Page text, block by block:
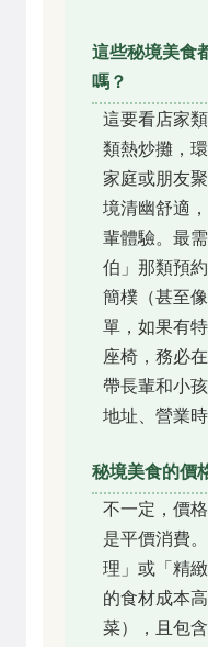
這些秘境美食
嗎？
這要看店家
類熱炒攤，
家庭或朋友
境清幽舒適
輩體驗。最
伯」那類預
簡樸（甚至
單，如果有
座椅，務必
帶長輩和小
地址、營業
秘境美食的價
不一定，價
是平價消費
理」或「精
的食材成本
菜），且包